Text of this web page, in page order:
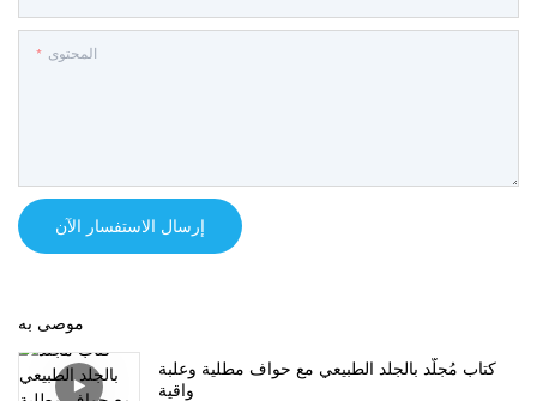
المحتوى
إرسال الاستفسار الآن
موصى به
كتاب مُجلّد بالجلد الطبيعي مع حواف مطلية وعلبة
واقية